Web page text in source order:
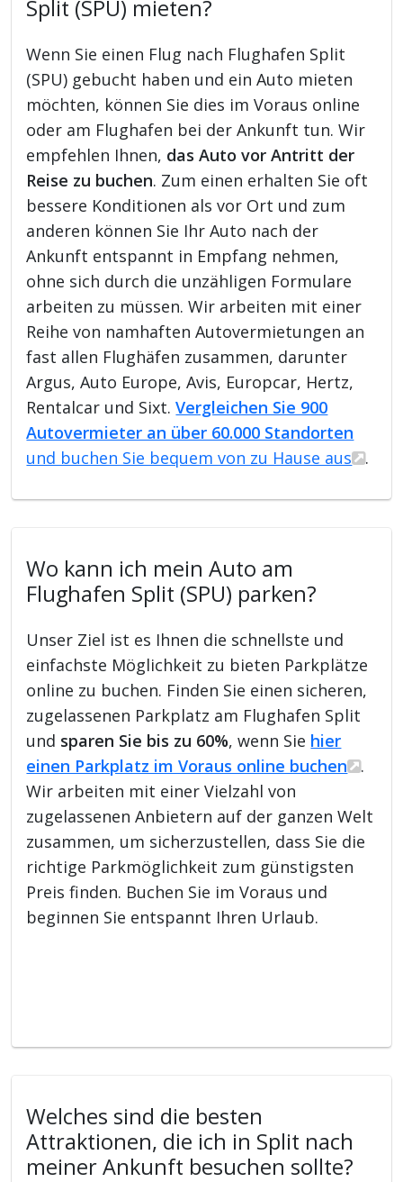
Split (SPU) mieten?
Wenn Sie einen Flug nach Flughafen Split
(SPU) gebucht haben und ein Auto mieten
möchten, können Sie dies im Voraus online
oder am Flughafen bei der Ankunft tun. Wir
empfehlen Ihnen, das Auto vor Antritt der
Reise zu buchen. Zum einen erhalten Sie oft
bessere Konditionen als vor Ort und zum
anderen können Sie Ihr Auto nach der
Ankunft entspannt in Empfang nehmen,
ohne sich durch die unzähligen Formulare
arbeiten zu müssen. Wir arbeiten mit einer
Reihe von namhaften Autovermietungen an
fast allen Flughäfen zusammen, darunter
Argus, Auto Europe, Avis, Europcar, Hertz,
Rentalcar und Sixt.Vergleichen Sie 900
Autovermieter an über 60.000 Standorten
und buchen Sie bequem von zu Hause aus
.
Wo kann ich mein Auto am
Flughafen Split (SPU) parken?
Unser Ziel ist es Ihnen die schnellste und
einfachste Möglichkeit zu bieten Parkplätze
online zu buchen. Finden Sie einen sicheren,
zugelassenen Parkplatz am Flughafen Split
und sparen Sie bis zu 60%, wenn Sie hier
einen Parkplatz im Voraus online buchen
.
Wir arbeiten mit einer Vielzahl von
zugelassenen Anbietern auf der ganzen Welt
zusammen, um sicherzustellen, dass Sie die
richtige Parkmöglichkeit zum günstigsten
Preis finden. Buchen Sie im Voraus und
beginnen Sie entspannt Ihren Urlaub.
Welches sind die besten
Attraktionen, die ich in Split nach
meiner Ankunft besuchen sollte?